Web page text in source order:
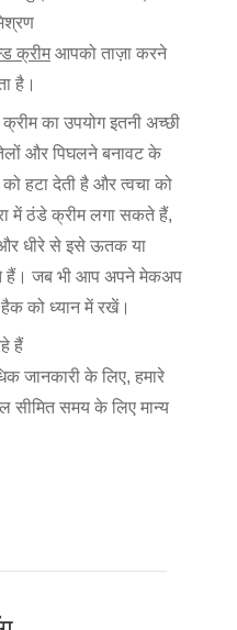
क्रीमआपको ताज़ा करने
है।
का उपयोग इतनी अच्छी
और पिघलने बनावट के
हटा देती है और त्वचा को
में ठंडे क्रीम लगा सकते हैं,
धीरे से इसे ऊतक या
हैं। जब भी आप अपने मेकअप
को ध्यान में रखें।
हैं
जानकारी के लिए, हमारे
समय के लिए मान्य